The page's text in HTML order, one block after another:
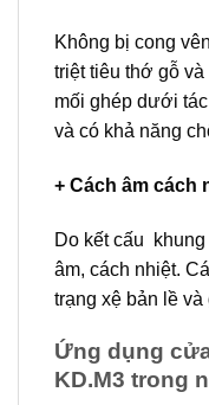
Không bị cong
triệt tiêu thớ gỗ
mối ghép dưới
và có khả năng
+ Cách âm cách
Do kết cấu
âm, cách nhiệt.
trạng xệ bản lề và
Ứng dụng
KD.M3 trong